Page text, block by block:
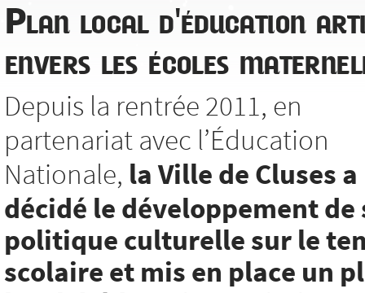
Plan local d'éducation
envers les écoles
Depuis la rentrée 2011, en
partenariat avec l’Éducation
Nationale, la Ville de Cluses a
décidé le développement de
politique culturelle sur le
scolaire et mis en place un